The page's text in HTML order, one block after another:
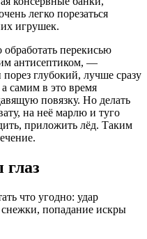
легко порезаться
игрушек.
перекисью
антисептиком, —
глубокий, лучше сразу
самим в это время
повязку. Но делать
на неё марлю и туго
приложить лёд. Таким
что угодно: удар
снежки, попадание искры